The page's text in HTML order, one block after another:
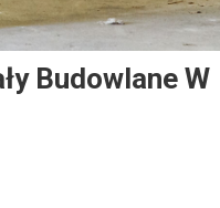
Budowlane W